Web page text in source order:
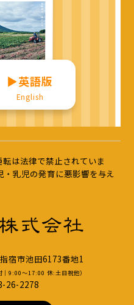
▶︎英語版
English
は法律で禁止されていま
乳児の発育に悪影響を与え
宿市池田6173番地1
｜9:00〜17:00 休:土日祝他）
26-2278